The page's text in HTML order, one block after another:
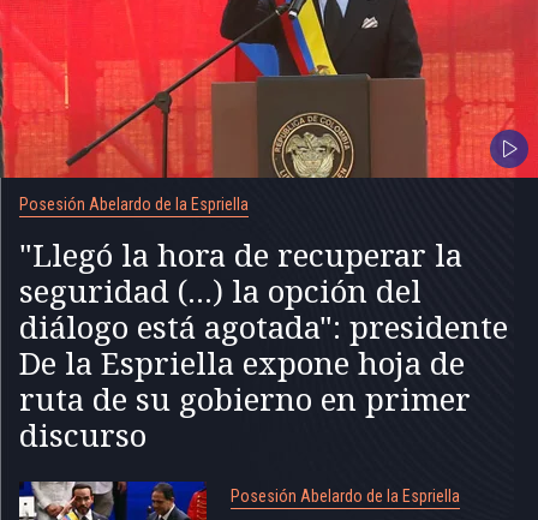
Posesión Abelardo de la Espriella
"Llegó la hora de recuperar la
seguridad (...) la opción del
diálogo está agotada": presidente
De la Espriella expone hoja de
ruta de su gobierno en primer
discurso
Posesión Abelardo de la Espriella